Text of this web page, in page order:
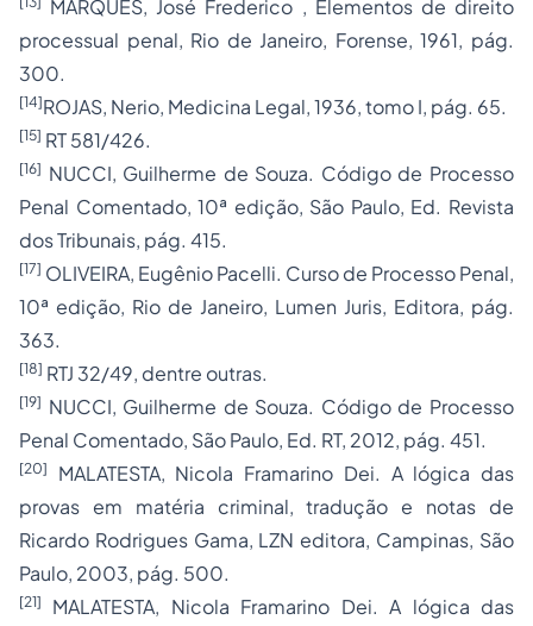
MARQUES, José Frederico , Elementos de direito
processual penal, Rio de Janeiro, Forense, 1961, pág.
300.
[14]ROJAS, Nerio, Medicina Legal, 1936, tomo I, pág. 65.
[15] RT 581/426.
[16] NUCCI, Guilherme de Souza. Código de Processo
Penal Comentado, 10ª edição, São Paulo, Ed. Revista
dos Tribunais, pág. 415.
[17] OLIVEIRA, Eugênio Pacelli. Curso de Processo Penal,
10ª edição, Rio de Janeiro, Lumen Juris, Editora, pág.
363.
[18] RTJ 32/49, dentre outras.
[19] NUCCI, Guilherme de Souza. Código de Processo
Penal Comentado, São Paulo, Ed. RT, 2012, pág. 451.
[20]
MALATESTA, Nicola Framarino Dei. A lógica das
provas em matéria criminal, tradução e notas de
Ricardo Rodrigues Gama, LZN editora, Campinas, São
Paulo, 2003, pág. 500.
[21]
MALATESTA, Nicola Framarino Dei. A lógica das